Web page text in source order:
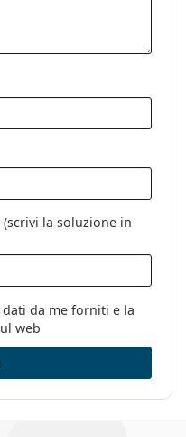
la soluzione in
da me forniti e la
web